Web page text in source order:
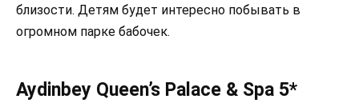
близости. Детям будет интересно побывать в
огромном парке бабочек.
Aydinbey Queen’s Palace & Spa 5*